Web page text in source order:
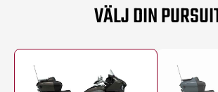
VÄLJ DIN